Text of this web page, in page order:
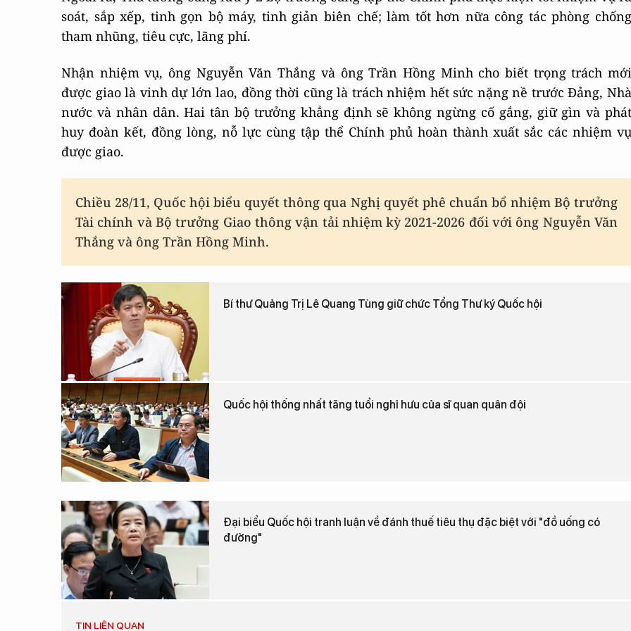
soát, sắp xếp, tinh gọn bộ máy, tinh giản biên chế; làm tốt hơn nữa công tác phòng chống
tham nhũng, tiêu cực, lãng phí.
Nhận nhiệm vụ, ông Nguyễn Văn Thắng và ông Trần Hồng Minh cho biết trọng trách mới
được giao là vinh dự lớn lao, đồng thời cũng là trách nhiệm hết sức nặng nề trước Đảng, Nhà
nước và nhân dân. Hai tân bộ trưởng khẳng định sẽ không ngừng cố gắng, giữ gìn và phát
huy đoàn kết, đồng lòng, nỗ lực cùng tập thể Chính phủ hoàn thành xuất sắc các nhiệm vụ
được giao.
Chiều 28/11, Quốc hội biểu quyết thông qua Nghị quyết phê chuẩn bổ nhiệm Bộ trưởng
Tài chính và Bộ trưởng Giao thông vận tải nhiệm kỳ 2021-2026 đối với ông Nguyễn Văn
Thắng và ông Trần Hồng Minh.
Bí thư Quảng Trị Lê Quang Tùng giữ chức Tổng Thư ký Quốc hội
Quốc hội thống nhất tăng tuổi nghỉ hưu của sĩ quan quân đội
Đại biểu Quốc hội tranh luận về đánh thuế tiêu thụ đặc biệt với "đồ uống có
đường"
TIN LIÊN QUAN